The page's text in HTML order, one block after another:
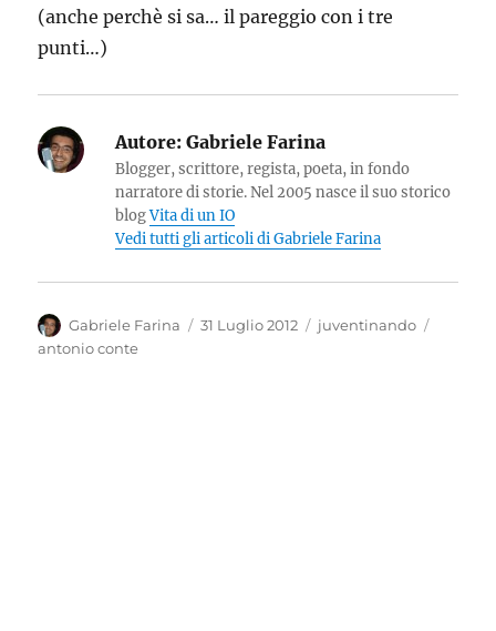
(anche perchè si sa… il pareggio con i tre
punti…)
Autore: Gabriele Farina
Blogger, scrittore, regista, poeta, in fondo
narratore di storie. Nel 2005 nasce il suo storico
blogVita di un IO
Vedi tutti gli articoli di Gabriele Farina
Autore
Gabriele Farina
Pubblicato
31 Luglio 2012 Categorie
juventinando
antonio conte